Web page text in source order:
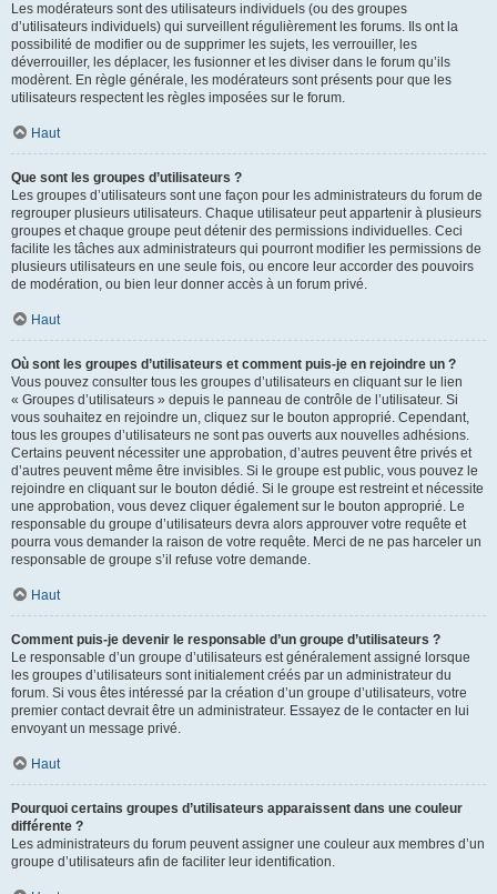
Les modérateurs sont des utilisateurs individuels (ou des groupes
d’utilisateurs individuels) qui surveillent régulièrement les forums. Ils ont la
possibilité de modifier ou de supprimer les sujets, les verrouiller, les
déverrouiller, les déplacer, les fusionner et les diviser dans le forum qu’ils
modèrent. En règle générale, les modérateurs sont présents pour que les
utilisateurs respectent les règles imposées sur le forum.
Haut
Que sont les groupes d’utilisateurs ?
Les groupes d’utilisateurs sont une façon pour les administrateurs du forum de
regrouper plusieurs utilisateurs. Chaque utilisateur peut appartenir à plusieurs
groupes et chaque groupe peut détenir des permissions individuelles. Ceci
facilite les tâches aux administrateurs qui pourront modifier les permissions de
plusieurs utilisateurs en une seule fois, ou encore leur accorder des pouvoirs
de modération, ou bien leur donner accès à un forum privé.
Haut
Où sont les groupes d’utilisateurs et comment puis-je en rejoindre un ?
Vous pouvez consulter tous les groupes d’utilisateurs en cliquant sur le lien
« Groupes d’utilisateurs » depuis le panneau de contrôle de l’utilisateur. Si
vous souhaitez en rejoindre un, cliquez sur le bouton approprié. Cependant,
tous les groupes d’utilisateurs ne sont pas ouverts aux nouvelles adhésions.
Certains peuvent nécessiter une approbation, d’autres peuvent être privés et
d’autres peuvent même être invisibles. Si le groupe est public, vous pouvez le
rejoindre en cliquant sur le bouton dédié. Si le groupe est restreint et nécessite
une approbation, vous devez cliquer également sur le bouton approprié. Le
responsable du groupe d’utilisateurs devra alors approuver votre requête et
pourra vous demander la raison de votre requête. Merci de ne pas harceler un
responsable de groupe s’il refuse votre demande.
Haut
Comment puis-je devenir le responsable d’un groupe d’utilisateurs ?
Le responsable d’un groupe d’utilisateurs est généralement assigné lorsque
les groupes d’utilisateurs sont initialement créés par un administrateur du
forum. Si vous êtes intéressé par la création d’un groupe d’utilisateurs, votre
premier contact devrait être un administrateur. Essayez de le contacter en lui
envoyant un message privé.
Haut
Pourquoi certains groupes d’utilisateurs apparaissent dans une couleur
différente ?
Les administrateurs du forum peuvent assigner une couleur aux membres d’un
groupe d’utilisateurs afin de faciliter leur identification.